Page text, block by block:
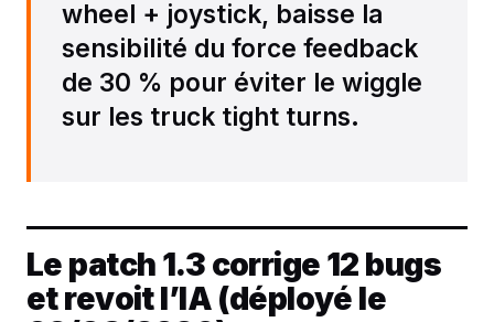
wheel + joystick, baisse la
sensibilité du force feedback
de 30 % pour éviter le wiggle
sur les truck tight turns.
Le patch 1.3 corrige 12 bugs
et revoit l’IA (déployé le